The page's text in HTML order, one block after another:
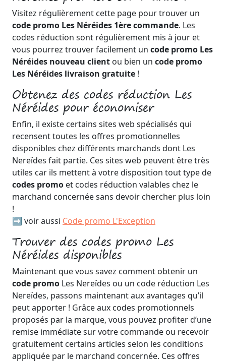
Visitez régulièrement cette page pour trouver un
code promo Les Néréides 1ère commande. Les
codes réduction sont régulièrement mis à jour et
vous pourrez trouver facilement un code promo Les
Néréides nouveau client ou bien un code promo
Les Néréides livraison gratuite !
Obtenez des codes réduction Les
Néréides pour économiser
Enfin, il existe certains sites web spécialisés qui
recensent toutes les offres promotionnelles
disponibles chez différents marchands dont Les
Nereïdes fait partie. Ces sites web peuvent être très
utiles car ils mettent à votre disposition tout type de
codes promo et codes réduction valables chez le
marchand concernée sans devoir chercher plus loin
!
➡️ voir aussi Code promo L'Exception
Trouver des codes promo Les
Néréides disponibles
Maintenant que vous savez comment obtenir un
code promo Les Nereïdes ou un code réduction Les
Nereïdes, passons maintenant aux avantages qu’il
peut apporter ! Grâce aux codes promotionnels
proposés par la marque, vous pouvez profiter d’une
remise immédiate sur votre commande ou recevoir
gratuitement certains articles selon les conditions
appliquée par le marchand concernée. Ces offres